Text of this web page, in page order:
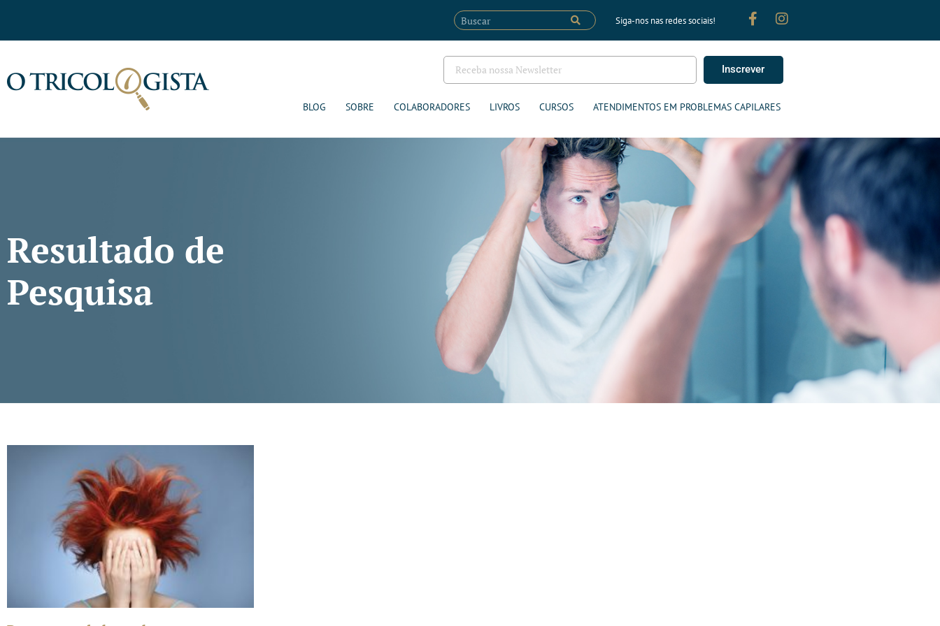
Siga-nos nas redes sociais!
Inscrever
BLOG SOBRE COLABORADORES LIVROS CURSOS ATENDIMENTOS EM PROBLEMAS CAPILARES
Resultado de
Pesquisa